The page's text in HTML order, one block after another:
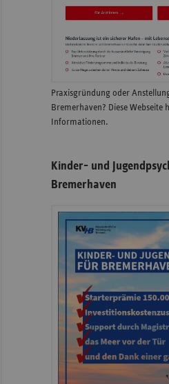
Praxisgründung oder
Bremerhaven? Diese
Informationen.
Kinder- und
Bremerhaven